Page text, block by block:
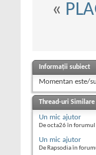
«
Informații subiect
Momentan este/
Thread-uri Similare
Un mic ajutor
De octa26 în forumul
Un mic ajutor
De Rapsodia în